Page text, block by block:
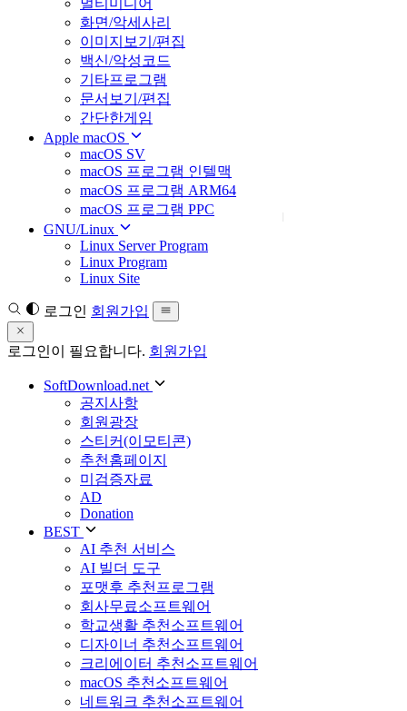
멀티미디어
화면/악세사리
이미지보기/편집
백신/악성코드
기타프로그램
문서보기/편집
간단한게임
Apple macOS
macOS SV
macOS 프로그램 인텔맥
macOS 프로그램 ARM64
macOS 프로그램 PPC
GNU/Linux
Linux Server Program
Linux Program
Linux Site
로그인 회원가입
로그인이 필요합니다. 회원가입
SoftDownload.net
공지사항
회원광장
스티커(이모티콘)
추천홈페이지
미검증자료
AD
Donation
BEST
AI 추천 서비스
AI 빌더 도구
포맷후 추천프로그램
회사무료소프트웨어
학교생활 추천소프트웨어
디자이너 추천소프트웨어
크리에이터 추천소프트웨어
macOS 추천소프트웨어
네트워크 추천소프트웨어